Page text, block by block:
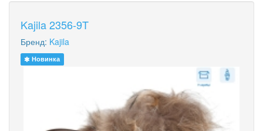
Kajila 2356-9T
Бренд: Kajila
Новинка